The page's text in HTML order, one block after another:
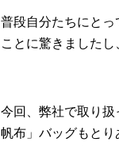
普段自分たちにと
ことに驚きました
今回、弊社で取り
帆布」バッグもと